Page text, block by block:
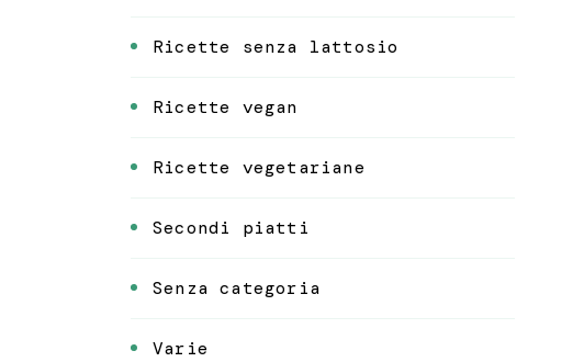
Ricette senza lattosio
Ricette vegan
Ricette vegetariane
Secondi piatti
Senza categoria
Varie